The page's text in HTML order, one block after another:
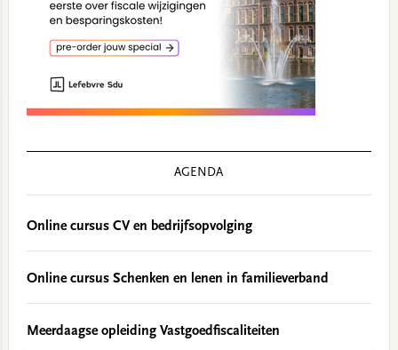
AGENDA
Online cursus CV en bedrijfsopvolging
Online cursus Schenken en lenen in familieverband
Meerdaagse opleiding Vastgoedfiscaliteiten